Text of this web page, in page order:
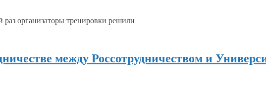
раз организаторы тренировки решили
между Россотрудничеством и